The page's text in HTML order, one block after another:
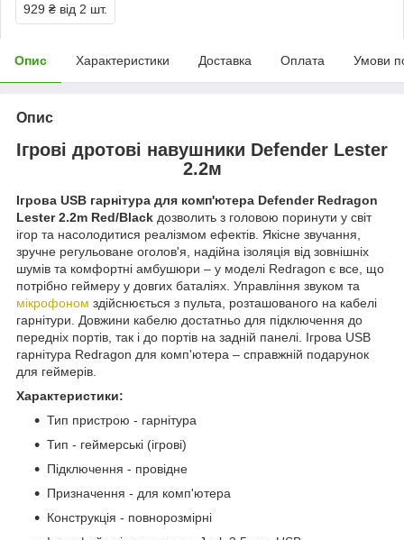
929 ₴ від 2 шт.
Опис Характеристики Доставка Оплата Умови
Опис
Ігрові дротові навушники Defender Lester
2.2м
Ігрова USB гарнітура для комп'ютера Defender Redragon
Lester 2.2m Red/Black дозволить з головою поринути у світ
ігор та насолодитися реалізмом ефектів. Якісне звучання,
зручне регульоване оголов'я, надійна ізоляція від зовнішніх
шумів та комфортні амбушюри – у моделі Redragon є все, що
потрібно геймеру у довгих баталіях. Управління звуком та
мікрофоном здійснюється з пульта, розташованого на кабелі
гарнітури. Довжини кабелю достатньо для підключення до
передніх портів, так і до портів на задній панелі. Ігрова USB
гарнітура Redragon для комп'ютера – справжній подарунок
для геймерів.
Характеристики:
Тип пристрою - гарнітура
Тип - геймерські (ігрові)
Підключення - провідне
Призначення - для комп'ютера
Конструкція - повнорозмірні